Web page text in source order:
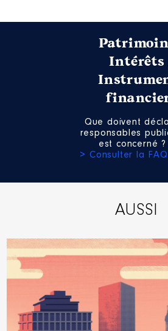
Que doivent
responsables
est concerné ?
> Consulter la
AUSSI